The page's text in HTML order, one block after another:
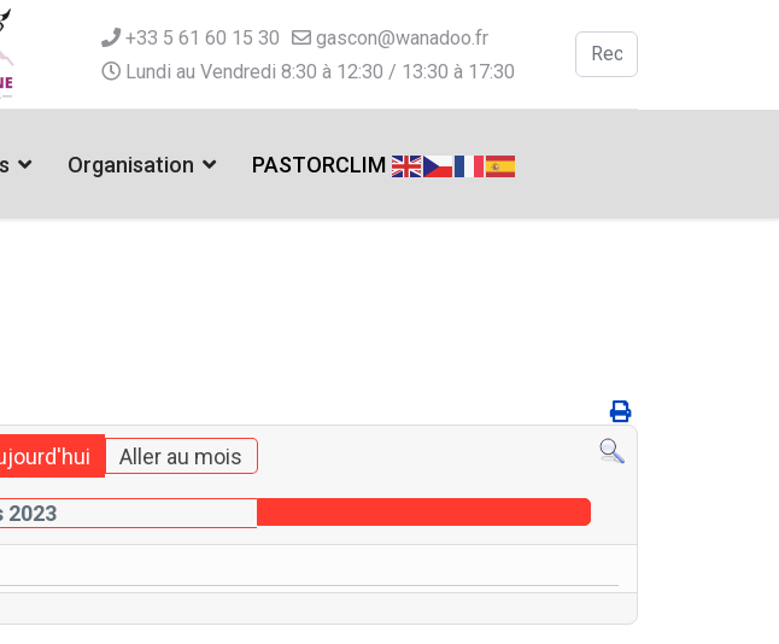
+33 5 61 60 15 30
gascon@wanadoo.fr
Lundi au Vendredi 8:30 à 12:30 / 13:30 à 17:30
Valider
Organisation PASTORCLIM
Aller au mois
2023